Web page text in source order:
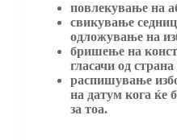
повлекување на
свикување
одложување на
бришење на
гласачи од
распишување
на датум кога ќе
за тоа.